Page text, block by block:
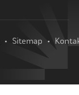
Sitemap